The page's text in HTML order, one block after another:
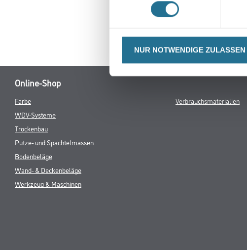
NUR NOTWENDIGE ZULASSEN
Online-Shop
Farbe
WDV-Systeme
Trockenbau
Putze- und Spachtelmassen
Bodenbeläge
Wand- & Deckenbeläge
Werkzeug & Maschinen
Verbrauchsmaterialien